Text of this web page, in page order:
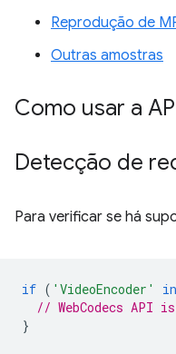
Reprodução de
Outras amostras
Como usar a
Detecção de
Para verificar se há
if ( 'VideoEncoder' in
// WebCodecs API
}